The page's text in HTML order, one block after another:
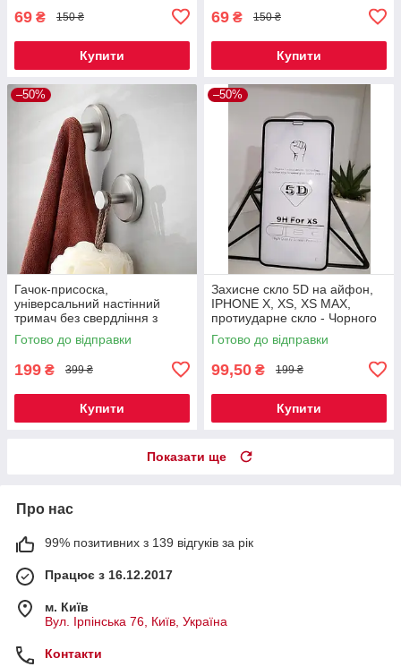
69 ₴ 150 ₴
Купити
69 ₴ 150 ₴
Купити
–50%
Гачок-присоска,
універсальний настінний
тримач без свердління з
нержавіючої сталі, вакуумна
вішалка, сріблястий 1 шт Код
Готово до відправки
199 ₴ 399 ₴
Купити
–50%
Захисне скло 5D на айфон,
IPHONE X, XS, XS MAX,
протиударне скло - Чорного
та білого кольору Код 16-
3256
Готово до відправки
99,50 ₴ 199 ₴
Купити
Показати ще
Про нас
99% позитивних з 139 відгуків за рік
Працює з 16.12.2017
м. Київ
Вул. Ірпінська 76, Київ, Україна
Контакти